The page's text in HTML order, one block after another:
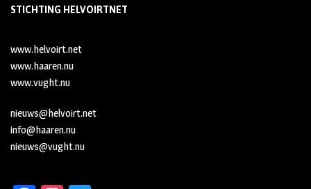
STICHTING HELVOIRTNET
www.helvoirt.net
www.haaren.nu
www.vught.nu
nieuws@helvoirt.net
info@haaren.nu
nieuws@vught.nu